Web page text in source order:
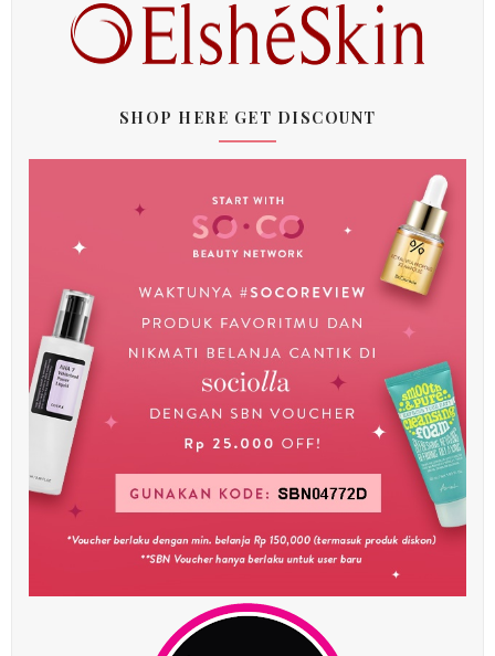
SHOP HERE GET DISCOUNT